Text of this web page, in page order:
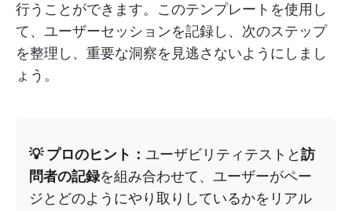
行うことができます。このテンプレートを使用し
て、ユーザーセッションを記録し、次のステップ
を整理し、重要な洞察を見逃さないようにしまし
ょう。
💡 プロのヒント： ユーザビリティテストと訪
問者の記録を組み合わせて、ユーザーがペー
ジとどのようにやり取りしているかをリアル